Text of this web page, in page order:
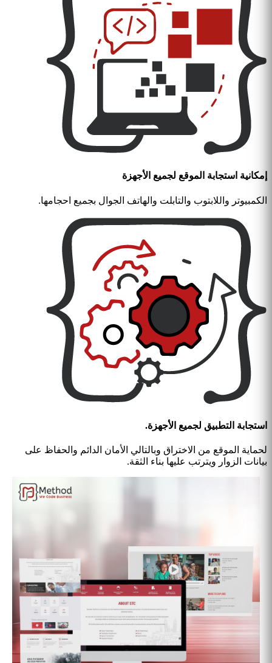
إمكانية استجابة الموقع لجميع الأجهزة
الكمبيوتر واللابتوب والتابلت والهاتف الجوال بجميع احجامها.
استجابة التطبيق لجميع الأجهزة.
لحماية الموقع من الاختراق وبالتالي الأمان الدائم والحفاظ على
بيانات الزوار ويترتب عليها بناء الثقة.